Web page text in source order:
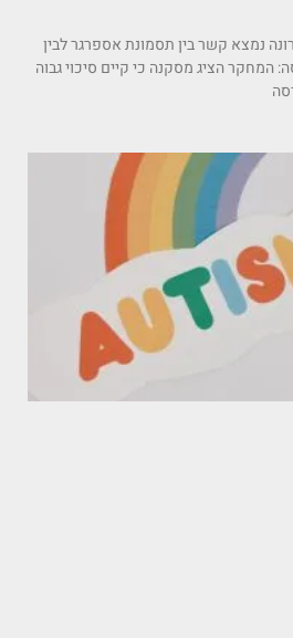
נמצא קשר בין תסמונת אספרגר לבין
המחקר הציג מסקנה כי קיים סיכוי גבוה